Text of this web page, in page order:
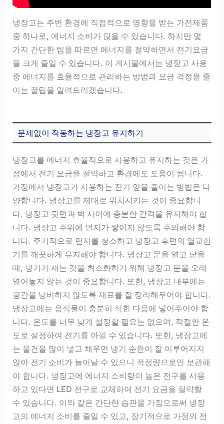
냉장고는 주변 환경에 직접적으로 영향을 받는 가전제품
중 하나로, 에너지 소비가 많을 수 있습니다. 하지만 몇
가지 간단한 팁을 따르면 에너지를 절약하면서 전기요금
을 크게 줄일 수 있습니다. 이 게시물에서는 냉장고 사용
중 에너지를 효율적으로 관리하는 방법과 요금 걱정을 줄
이는 꿀팁을 알려드리겠습니다.
문제없이 작동하는 냉장고 유지하기
냉장고를 에너지 효율적으로 사용하고 유지하는 것은 가
정에서 전기 요금을 절약하고 환경에도 도움이 됩니다.
가정에서 냉장고가 사용하는 전기 양을 줄이는 방법은 다
양합니다. 냉장고를 제대로 위치시키는 것이 중요합니
다. 냉장고 뒷면과 벽 사이에 충분한 간격을 유지해야 합
니다. 냉장고 주위에 먼지가 쌓이지 않도록 주의해야 합
니다. 주기적으로 먼지를 청소하고 냉장고 후면의 열교환
기를 깨끗하게 유지해야 합니다. 냉장고 문을 열고 닫을
때, 냉기가 새는 것을 최소화하기 위해 냉장고 문을 오래
열어놓지 않는 것이 중요합니다. 또한, 냉장고 내부에는
공간을 낭비하지 않도록 재료를 잘 정리해두어야 합니다.
냉장고에는 음식물이 충분히 식힌 다음에 넣어주어야 합
니다. 온도를 너무 낮게 설정할 필요는 없으며, 적절한 온
도로 설정하여 전기를 아낄 수 있습니다. 또한, 냉장고에
는 물건을 많이 넣고 채우면 냉기 순환이 잘 이루어지지
않아 전기 소비가 늘어날 수 있으니 적정량으로만 보관해
야 합니다. 냉장고에 에너지 소비량이 높은 전구를 사용
하고 있다면 LED 전구로 교체하여 전기 요금을 절약할
수 있습니다. 이와 같은 간단한 습관을 가짐으로써 냉장
고의 에너지 소비를 줄일 수 있고, 장기적으로 가정의 전